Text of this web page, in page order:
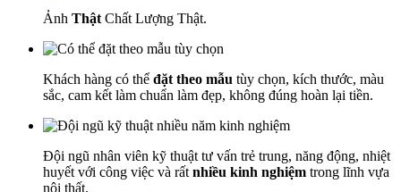
Ảnh Thật Chất Lượng Thật.
Khách hàng có thể đặt theo mẫu tùy chọn, kích thước, màu
sắc, cam kết làm chuẩn làm đẹp, không đúng hoàn lại tiền.
Đội ngũ nhân viên kỹ thuật tư vấn trẻ trung, năng động, nhiệt
huyết với công việc và rất nhiều kinh nghiệm trong lĩnh vựa
nội thất.